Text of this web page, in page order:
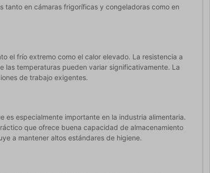
tanto en cámaras frigoríficas y congeladoras como en
el frío extremo como el calor elevado. La resistencia a
las temperaturas pueden variar significativamente. La
de trabajo exigentes.
especialmente importante en la industria alimentaria.
que ofrece buena capacidad de almacenamiento
a mantener altos estándares de higiene.